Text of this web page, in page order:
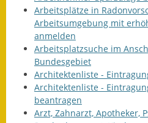
Arbeitsplätze in
Arbeitsumgebung mit
anmelden
Arbeitsplatzsuche im
Bundesgebiet
Architektenliste -
Architektenliste -
beantragen
Arzt, Zahnarzt, Apotheker,